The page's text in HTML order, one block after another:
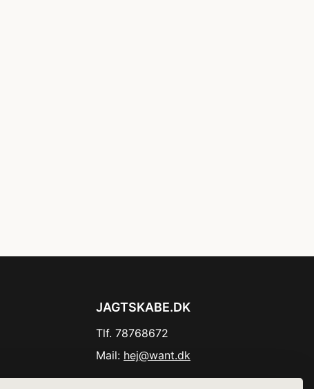
JAGTSKABE.DK
Tlf. 78768672
Mail: hej@want.dk